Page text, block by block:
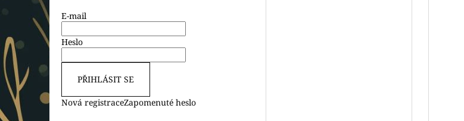
E-mail
Heslo
PŘIHLÁSIT SE
Nová registraceZapomenuté heslo